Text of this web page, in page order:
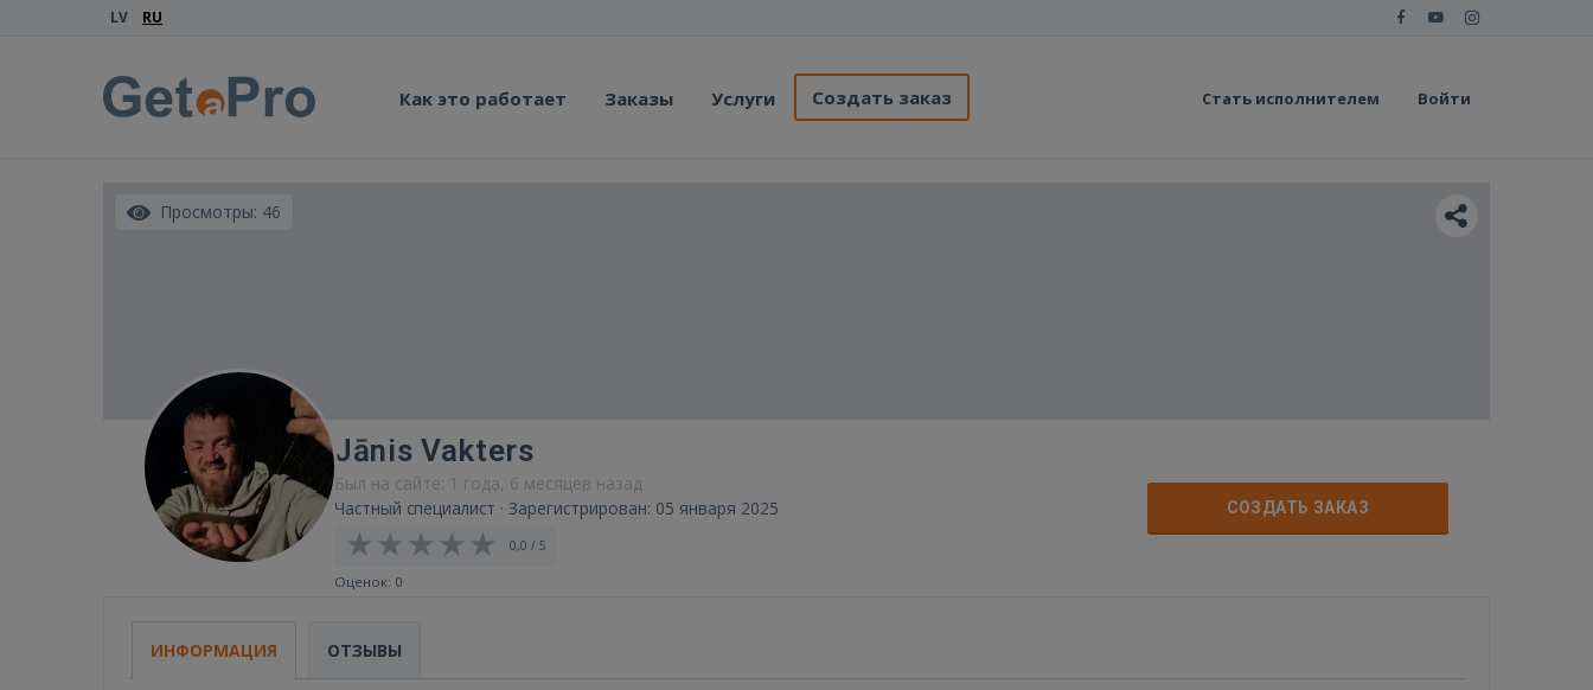
LV RU
Как это работает Заказы Услуги Создать заказ Стать исполнителем Войти
Просмотры: 46
Jānis Vakters
Был на сайте: 1 года, 6 месяцев назад
Частный специалист · Зарегистрирован: 05 января 2025
0,0 / 5
Оценок: 0
СОЗДАТЬ ЗАКАЗ
ИНФОРМАЦИЯ ОТЗЫВЫ